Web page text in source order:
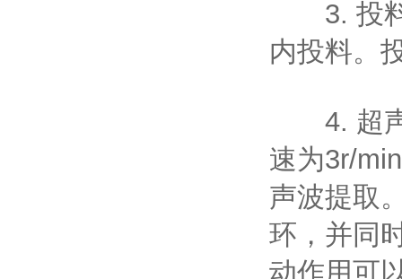
3. 投料
内投料。
4. 超声
速为3r/
声波提取
环，并同
动作用可